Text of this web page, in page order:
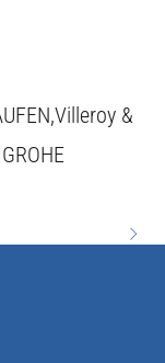
&